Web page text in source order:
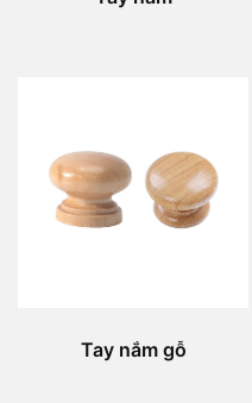
Tay nắm gỗ